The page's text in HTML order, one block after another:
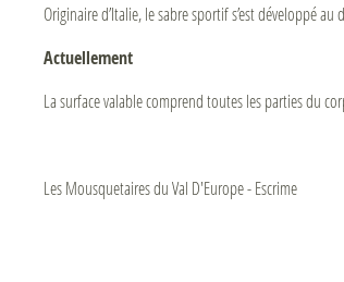
Originaire d’Italie, le sabre sportif s’est développé
Actuellement
La surface valable comprend toutes les parties du
Les Mousquetaires du Val D'Europe - Escrime